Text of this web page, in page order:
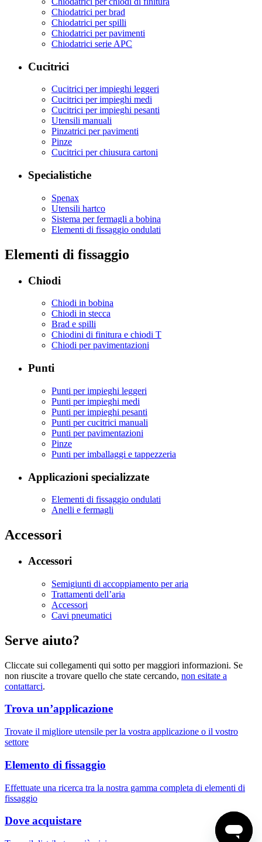
Chiodatrici per brad
Chiodatrici per spilli
Chiodatrici per pavimenti
Chiodatrici serie APC
Cucitrici
Cucitrici per impieghi leggeri
Cucitrici per impieghi medi
Cucitrici per impieghi pesanti
Utensili manuali
Pinzatrici per pavimenti
Pinze
Cucitrici per chiusura cartoni
Specialistiche
Spenax
Utensili hartco
Sistema per fermagli a bobina
Elementi di fissaggio ondulati
Elementi di fissaggio
Chiodi
Chiodi in bobina
Chiodi in stecca
Brad e spilli
Chiodini di finitura e chiodi T
Chiodi per pavimentazioni
Punti
Punti per impieghi leggeri
Punti per impieghi medi
Punti per impieghi pesanti
Punti per cucitrici manuali
Punti per pavimentazioni
Pinze
Punti per imballaggi e tappezzeria
Applicazioni specializzate
Elementi di fissaggio ondulati
Anelli e fermagli
Accessori
Accessori
Semigiunti di accoppiamento per aria
Trattamenti dell’aria
Accessori
Cavi pneumatici
Serve aiuto?
Cliccate sui collegamenti qui sotto per maggiori informazioni. Se
non riuscite a trovare quello che state cercando, non esitate a
contattarci.
Trova un’applicazione
Trovate il migliore utensile per la vostra applicazione o il vostro
settore
Elemento di fissaggio
Effettuate una ricerca tra la nostra gamma completa di elementi di
fissaggio
Dove acquistare